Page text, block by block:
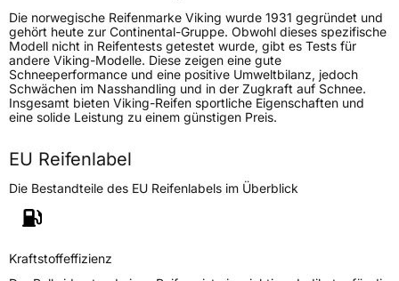
Generelle Merkmale
Fahrzeugtyp PKW
VerwendungWinterreifen
ModellnameWintech Newgen
Weitere Eigenschaften
Schlauchtyp
ZustandNeureifen
Die norwegische Reifenmarke Viking wurde 1931 gegründet und
gehört heute zur Continental-Gruppe. Obwohl dieses spezifische
Modell nicht in Reifentests getestet wurde, gibt es Tests für
andere Viking-Modelle. Diese zeigen eine gute
Schneeperformance und eine positive Umweltbilanz, jedoch
Schwächen im Nasshandling und in der Zugkraft auf Schnee.
Insgesamt bieten Viking-Reifen sportliche Eigenschaften und
eine solide Leistung zu einem günstigen Preis.
EU Reifenlabel
Die Bestandteile des EU Reifenlabels im Überblick
Kraftstoffeffizienz